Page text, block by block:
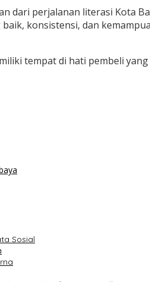
dari perjalanan literasi Kota
konsistensi, dan
tempat di hati pembeli
Sosial